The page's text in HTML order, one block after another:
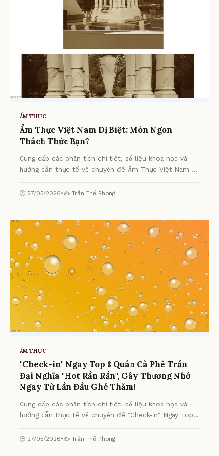
ẨM THỰC
Ẩm Thực Việt Nam Dị Biệt: Món Ngon
Thách Thức Bạn?
Cung cấp các phân tích chi tiết, số liệu khoa học và
hướng dẫn thực tế về chuyên đề Ẩm Thực Việt Nam Dị
🕒 27/05/2026•✍️ Trần Thế Phong
ẨM THỰC
"Check-in" Ngay Top 8 Quán Cà Phê Trần
Đại Nghĩa "Hot Rần Rần", Gây Thương Nhớ
Ngay Từ Lần Đầu Ghé Thăm!
Cung cấp các phân tích chi tiết, số liệu khoa học và
hướng dẫn thực tế về chuyên đề "Check-in" Ngay Top 8
Thương Nhớ Ngay Từ Lần Đầu Ghé Thăm! từ chuyên
🕒 27/05/2026•✍️ Trần Thế Phong